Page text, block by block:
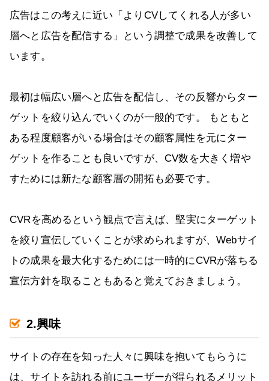
広告はこの考えに近い「よりCVしてくれる人が多い
層へと広告を配信する」という調整で成果を改善して
います。
最初は幅広い層へと広告を配信し、その反響からター
ゲットを絞り込んでいくのが一般的です。 もともと
ある程度顧客がいる場合はその顧客属性を元にター
ゲットを作ることも良いですが、CV数を大きく増や
すためには新たな顧客層の開拓も必要です。
CVRを高めるという観点で言えば、堅実にターゲット
を絞り宣伝していくことが求められますが、Webサイ
トの成果を最大化するためには一時的にCVRが落ちる
宣伝方針を取ることもあると覚えておきましょう。
2.興味
サイトの存在を知った人々に興味を抱いてもらうに
は、サイトを訪れる前にユーザーが得られるメリット